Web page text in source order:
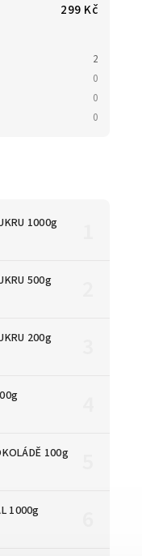
299 Kč
2
0
0
0
1000g
500g
200g
100g
1000g